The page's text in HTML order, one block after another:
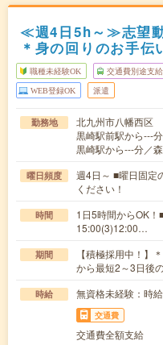
≪週4日5h～≫志望動
＊身の回りのお手伝
職種未経験OK 交通費別途支給
WEB登録OK 派遣
勤務地
北九州市八幡西区
黒崎駅前駅から---
黒崎駅から---分／
曜日頻度
週4日～ ■曜日固定
ください！
時間
1日5時間からOK
15:00(3)12:00…
期間
【積極採用中！】
から最短2～3日後
時給 無資格未経験：時
交通費
交通費全額支給